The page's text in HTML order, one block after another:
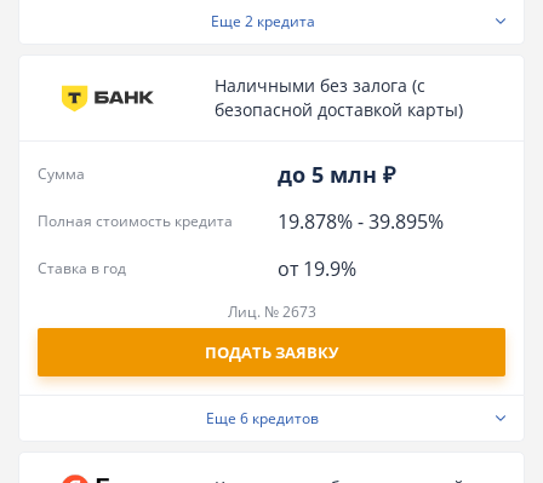
Еще 2 кредита
Наличными без залога (с
безопасной доставкой карты)
до 5 млн ₽
Сумма
19.878%-39.895%
Полная стоимость кредита
от 19.9%
Ставка в год
Лиц. № 2673
ПОДАТЬ ЗАЯВКУ
Еще 6 кредитов